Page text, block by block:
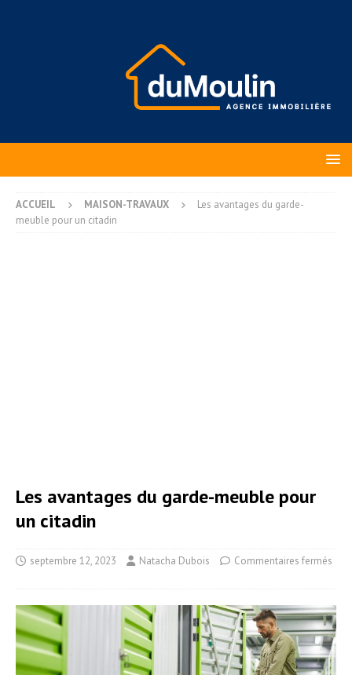
ACCUEIL MAISON-TRAVAUX
Les avantages du garde-
meuble pour un citadin
Les avantages du garde-meuble pour
un citadin
septembre 12, 2023 Natacha Dubois Commentaires fermés